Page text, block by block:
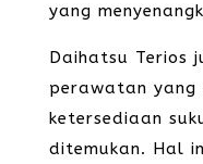
yang
Daihatsu Terios
perawatan yang
ketersediaan
ditemukan. Hal